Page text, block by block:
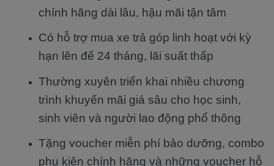
chính hãng dài lâu, hậu mãi tận tâm
Có hỗ trợ mua xe trả góp linh hoạt với kỳ
hạn lên đế 24 tháng, lãi suất thấp
Thường xuyên triển khai nhiều chương
trình khuyến mãi giá sâu cho học sinh,
sinh viên và người lao động phổ thông
Tặng voucher miễn phí bảo dưỡng, combo
phụ kiện chính hãng và những voucher hỗ